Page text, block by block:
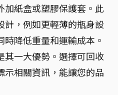
加紙盒或塑膠保護套。此
計，例如更輕薄的瓶身設
降低重量和運輸成本。
其一大優勢。選擇可回收
示相關資訊，能讓您的品